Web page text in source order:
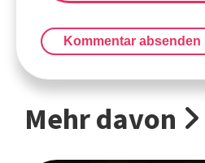
Kommentar absenden
Mehr davon